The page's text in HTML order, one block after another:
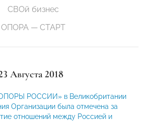
СВОй бизнес
ОПОРА — СТАРТ
Августа 2018
РОССИИ» в Великобритании
Организации была отмечена за
отношений между Россией и